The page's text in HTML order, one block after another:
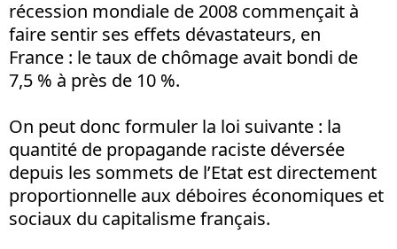
récession mondiale de 2008 commençait à
faire sentir ses effets dévastateurs, en
France : le taux de chômage avait bondi de
7,5 % à près de 10 %.
On peut donc formuler la loi suivante : la
quantité de propagande raciste déversée
depuis les sommets de l’Etat est directement
proportionnelle aux déboires économiques et
sociaux du capitalisme français.